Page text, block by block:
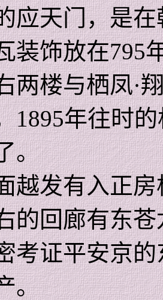
应天门，是
装饰放在795
两楼与栖凤·
1895年往时
。
越发有入正
的回廊有东
考证平安京
。